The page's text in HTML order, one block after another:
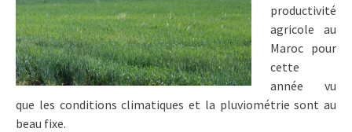
productivité
agricole au
Maroc pour
cette
année vu
que les conditions climatiques et la pluviométrie sont au
beau fixe.